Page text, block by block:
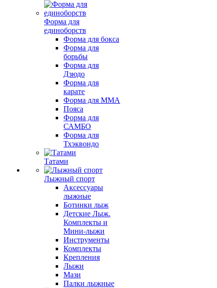
Форма для
единоборств
Форма для бокса
Форма для
борьбы
Форма для
Дзюдо
Форма для
карате
Форма для MMA
Пояса
Форма для
САМБО
Форма для
Тхэквондо
Татами
Лыжный спорт
Аксессуары
лыжные
Ботинки лыж
Детские Лыж.
Комплекты и
Мини-лыжи
Инструменты
Комплекты
Крепления
Лыжи
Мази
Палки лыжные